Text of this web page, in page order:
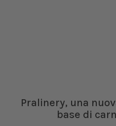
Pralinery, una
base di